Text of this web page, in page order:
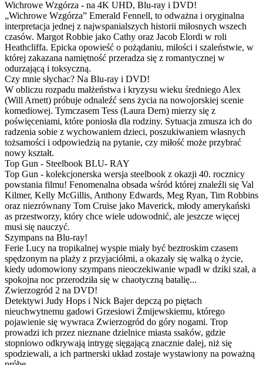
Wichrowe Wzgórza - na 4K UHD, Blu-ray i DVD!
„Wichrowe Wzgórza” Emerald Fennell, to odważna i oryginalna
interpretacja jednej z najwspanialszych historii miłosnych wszech
czasów. Margot Robbie jako Cathy oraz Jacob Elordi w roli
Heathcliffa. Epicka opowieść o pożądaniu, miłości i szaleństwie, w
której zakazana namiętność przeradza się z romantycznej w
odurzającą i toksyczną.
Czy mnie słychac? Na Blu-ray i DVD!
W obliczu rozpadu małżeństwa i kryzysu wieku średniego Alex
(Will Arnett) próbuje odnaleźć sens życia na nowojorskiej scenie
komediowej. Tymczasem Tess (Laura Dern) mierzy się z
poświęceniami, które poniosła dla rodziny. Sytuacja zmusza ich do
radzenia sobie z wychowaniem dzieci, poszukiwaniem własnych
tożsamości i odpowiedzią na pytanie, czy miłość może przybrać
nowy kształt.
Top Gun - Steelbook BLU- RAY
Top Gun - kolekcjonerska wersja steelbook z okazji 40. rocznicy
powstania filmu! Fenomenalna obsada wśród której znaleźli się Val
Kilmer, Kelly McGillis, Anthony Edwards, Meg Ryan, Tim Robbins
oraz niezrównany Tom Cruise jako Maverick, młody amerykański
as przestworzy, który chce wiele udowodnić, ale jeszcze więcej
musi się nauczyć.
Szympans na Blu-ray!
Ferie Lucy na tropikalnej wyspie miały być beztroskim czasem
spędzonym na plaży z przyjaciółmi, a okazały się walką o życie,
kiedy udomowiony szympans nieoczekiwanie wpadł w dziki szał, a
spokojna noc przerodziła się w chaotyczną batalię...
Zwierzogród 2 na DVD!
Detektywi Judy Hops i Nick Bajer depczą po piętach
nieuchwytnemu gadowi Grzesiowi Żmijewskiemu, którego
pojawienie się wywraca Zwierzogród do góry nogami. Trop
prowadzi ich przez nieznane dzielnice miasta ssaków, gdzie
stopniowo odkrywają intrygę sięgającą znacznie dalej, niż się
spodziewali, a ich partnerski układ zostaje wystawiony na poważną